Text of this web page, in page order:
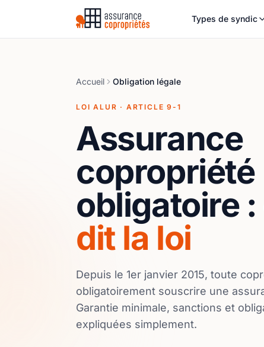
Types de syndic
Accueil Obligation légale
LOI ALUR · ARTICLE 9-1
Assurance
copropriété
obligatoire :
dit la loi
Depuis le 1er janvier 2015, toute
obligatoirement souscrire une
Garantie minimale, sanctions et
expliquées simplement.